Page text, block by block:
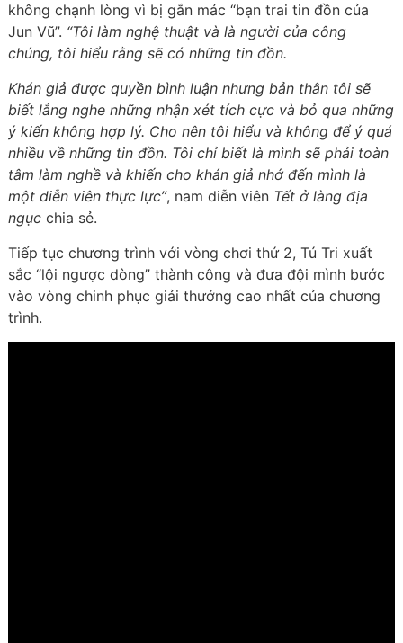
không chạnh lòng vì bị gắn mác “bạn trai tin đồn của
Jun Vũ”. “Tôi làm nghệ thuật và là người của công
chúng, tôi hiểu rằng sẽ có những tin đồn.
Khán giả được quyền bình luận nhưng bản thân tôi sẽ
biết lắng nghe những nhận xét tích cực và bỏ qua những
ý kiến không hợp lý. Cho nên tôi hiểu và không để ý quá
nhiều về những tin đồn. Tôi chỉ biết là mình sẽ phải toàn
tâm làm nghề và khiến cho khán giả nhớ đến mình là
một diễn viên thực lực”, nam diễn viên Tết ở làng địa
ngụcchia sẻ.
Tiếp tục chương trình với vòng chơi thứ 2, Tú Tri xuất
sắc “lội ngược dòng” thành công và đưa đội mình bước
vào vòng chinh phục giải thưởng cao nhất của chương
trình.